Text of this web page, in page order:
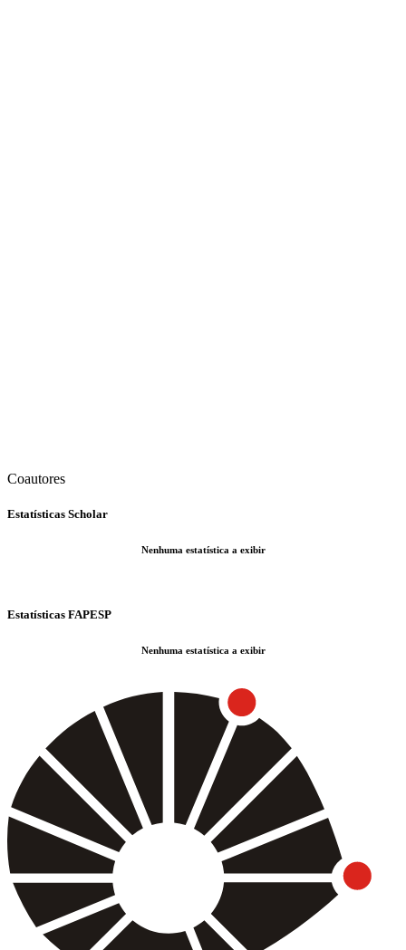
Coautores
Estatísticas Scholar
Nenhuma estatística a exibir
Estatísticas FAPESP
Nenhuma estatística a exibir